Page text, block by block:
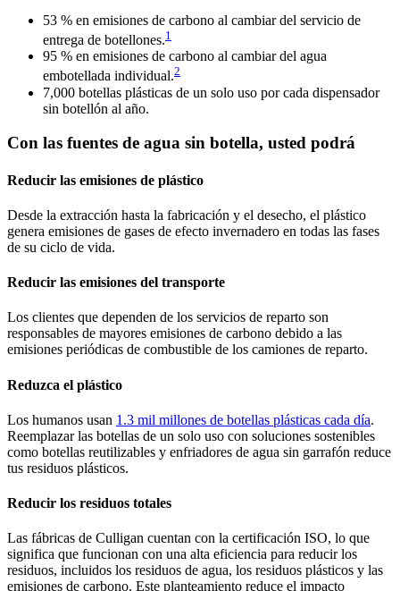
53 % en emisiones de carbono al cambiar del servicio de
entrega de botellones.1
95 % en emisiones de carbono al cambiar del agua
embotellada individual.2
7,000 botellas plásticas de un solo uso por cada dispensador
sin botellón al año.
Con las fuentes de agua sin botella, usted podrá
Reducir las emisiones de plástico
Desde la extracción hasta la fabricación y el desecho, el plástico
genera emisiones de gases de efecto invernadero en todas las fases
de su ciclo de vida.
Reducir las emisiones del transporte
Los clientes que dependen de los servicios de reparto son
responsables de mayores emisiones de carbono debido a las
emisiones periódicas de combustible de los camiones de reparto.
Reduzca el plástico
Los humanos usan 1.3 mil millones de botellas plásticas cada día.
Reemplazar las botellas de un solo uso con soluciones sostenibles
como botellas reutilizables y enfriadores de agua sin garrafón reduce
tus residuos plásticos.
Reducir los residuos totales
Las fábricas de Culligan cuentan con la certificación ISO, lo que
significa que funcionan con una alta eficiencia para reducir los
residuos, incluidos los residuos de agua, los residuos plásticos y las
emisiones de carbono. Este planteamiento reduce el impacto